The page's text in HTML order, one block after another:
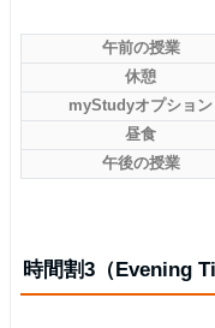
午前の授業
休憩
myStudyオプション
昼食
午後の授業
時間割3（Evening